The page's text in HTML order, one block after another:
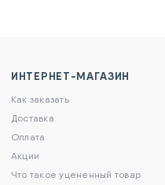
ИНТЕРНЕТ-МАГАЗИН
Как заказать
Доставка
Оплата
Акции
Что такое уцененный товар